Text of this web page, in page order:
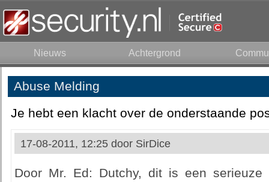
Nieuws Achtergrond
Abuse Melding
Je hebt een klacht over de onderstaande
17-08-2011, 12:25 door SirDice
Door Mr. Ed: Dutchy, dit is een